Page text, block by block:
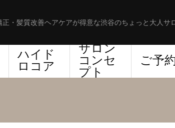
正・髪質改善ヘアケアが得意な渋谷のちょっと大人サ
ハイド
ロコア
サロン
コンセ
プト
ご予